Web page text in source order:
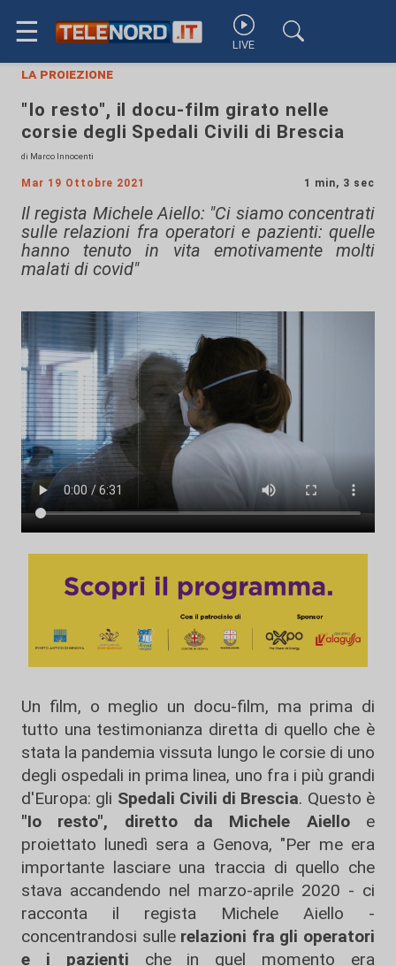
☰ LIVE
la proiezione
"Io resto", il docu-film girato nelle
corsie degli Spedali Civili di Brescia
di Marco Innocenti
Mar 19 Ottobre 2021 1 min, 3 sec
Il regista Michele Aiello: "Ci siamo concentrati
sulle relazioni fra operatori e pazienti: quelle
hanno tenuto in vita emotivamente molti
malati di covid"
Un film, o meglio un docu-film, ma prima di
tutto una testimonianza diretta di quello che è
stata la pandemia vissuta lungo le corsie di uno
degli ospedali in prima linea, uno fra i più grandi
d'Europa: gli Spedali Civili di Brescia. Questo è
"Io resto", diretto da Michele Aielloe
proiettato lunedì sera a Genova, "Per me era
importante lasciare una traccia di quello che
stava accandendo nel marzo-aprile 2020 - ci
racconta il regista Michele Aiello -
concentrandosi sulle relazioni fra gli operatori
e i pazienti che in quel momento era